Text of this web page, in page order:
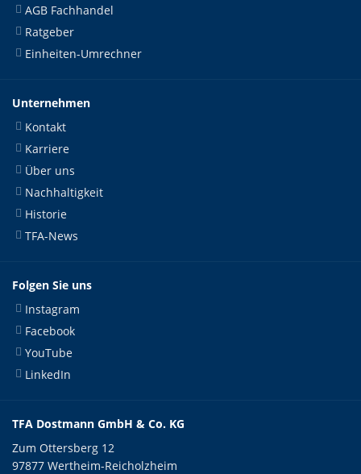
AGB Fachhandel
Ratgeber
Einheiten-Umrechner
Unternehmen
Kontakt
Karriere
Über uns
Nachhaltigkeit
Historie
TFA-News
Folgen Sie uns
Instagram
Facebook
YouTube
LinkedIn
TFA Dostmann GmbH & Co. KG
Zum Ottersberg 12
97877 Wertheim-Reicholzheim